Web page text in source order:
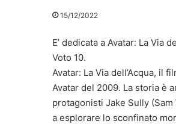
15/12/2022
E’ dedicata a Avatar: La Via
Voto 10.
Avatar: La Via dell’Acqua, il
Avatar del 2009. La storia è
protagonisti Jake Sully
a esplorare lo sconfinato